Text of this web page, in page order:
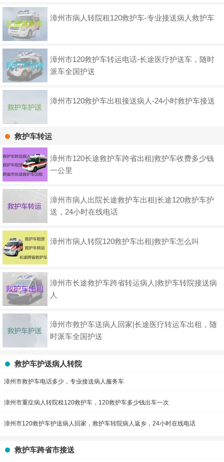
漳州市病人转院租120救护车-专业接送病人救护车
漳州市120救护车转运电话-长途医疗护送车，随时
派车全国护送
漳州市120救护车出租接送病人-24小时救护车接送
救护车转运
漳州市120长途救护车跨省出租|救护车收费多少钱
一公里
漳州市病人出院长途救护车出租|长途120救护车护
送，24小时在线电话
漳州市病人转院120救护车出租|救护车怎么叫
漳州市长途救护车跨省转运病人|救护车转院接送病
人
漳州市救护车送病人回家|长途医疗转运车出租，随
时派车全国护送
救护车护送病人转院
漳州市救护车电话多少，专业接送病人服务车
漳州市重症病人转院租120救护车，120救护车多少钱出车一次
漳州市120救护车护送病人回家，救护车转院病人返乡，24小时在线电话
救护车跨省市接送